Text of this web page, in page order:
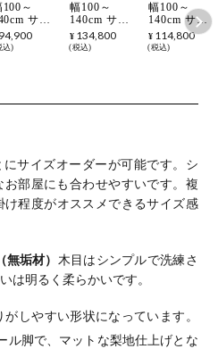
100～
サイ
オーダー
ブル
プル 無垢
ーブル 長
形 食卓テ
ブル おし
れ 北欧モ
ン ダイニ
94,900
込
幅100～
140cm サイ
ズオーダー
テーブル
ナット 無垢
テーブル 長
方形 食卓テ
ーブル おし
ゃれ ウッデ
ィモダン ダ
¥ 134,800
税込
幅100～
140cm サイ
ズオーダー
テーブル
オーク 無垢
テーブル 長
方形 食卓テ
ーブル おし
ゃれ ウッデ
ィモダン ダ
¥ 114,800
税込
サイズオーダーが可能です。 シ
部屋にも合わせやすいです。 複
程度がオススメできるサイズ感
垢材） 木目はシンプルで洗練さ
は明るく柔らかいです。
しやすい形状になっています。
ル脚で、マットな梨地仕上げとな